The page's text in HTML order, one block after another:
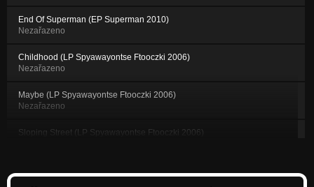
End Of Superman (EP Superman 2010)
Nezařazeno
Childhood (LP Spyawayontse Ftooczki 2006)
Nezařazeno
Maybe (LP Spyawayontse Ftooczki 2006)
Nezařazeno
Sloping Street (LP Spyawayontse Ftooczki 2006)